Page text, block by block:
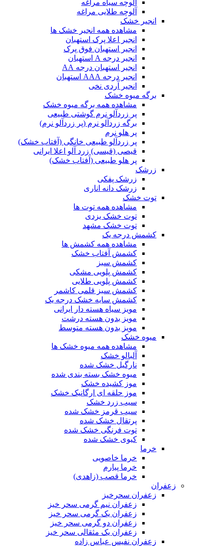
آلوچه سیاه مراغه
آلوچه طلایی مراغه
انجیر خشک
مشاهده همه انجیر خشک ها
انجیر اعلا پرک استهبان
انجیر استهبان فوق پرک
انجیر درجه A استهبان
انجیر استهبان درجه AA
انجیر درجه AAA استهبان
انجیر آردی نخی
برگه میوه خشک
مشاهده همه برگه میوه خشک
پر زردآلو نرم گوشتی طبیعی
برگه زردآلو نرم (پر زردآلو نرم)
پر هلو نرم
پر زردآلو طبیعی خانگی (آفتاب خشک)
قیصی (قیسی) زرد آلو اعلا ایرانی
پر هلو طبیعی (آفتاب خشک)
زرشک
زرشک پفکی
زرشک دانه اناری
توت خشک
مشاهده همه توت ها
توت خشک یزدی
توت خشک مشهد
کشمش درجه یک
مشاهده همه کشمش ها
کشمش آفتاب خشک
کشمش سبز
کشمش پلویی مشکی
کشمش پلویی طلایی
کشمش سبز قلمی کاشمر
کشمش سایه خشک درجه یک
مویز سیاه هسته دار ایرانی
مویز بدون هسته درشت
مویز بدون هسته متوسط
میوه خشک
مشاهده همه میوه خشک ها
آلبالو خشک
نارگیل خشک شده
میوه خشک بسته بندی شده
موز کشیده خشک
موز حلقه ای ارگانیک خشک
سیب زرد خشک
سیب قرمز خشک شده
پرتقال خشک شده
توت فرنگی خشک شده
کیوی خشک شده
خرما
خرما خاصویی
خرما پیارم
خرما قصب (زاهدی)
زعفران
زعفران سحرخیز
زعفران نیم گرمی سحر خیز
زعفران یک گرمی سحر خیز
زعفران دو گرمی سحر خیز
زعفران یک مثقالی سحر خیز
زعفران نفیس عباس زاده